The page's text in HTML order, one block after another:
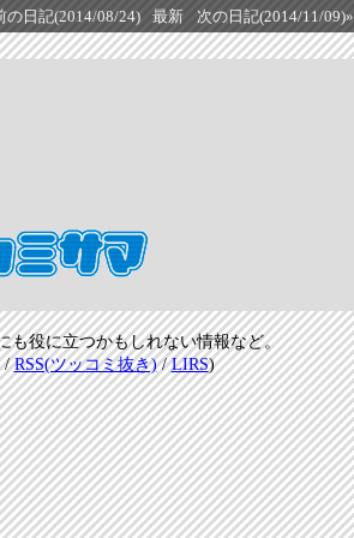
の日記(2014/08/24) 最新 次の日記(2014/11/09)»
も役に立つかもしれない情報など。
/RSS(ツッコミ抜き)/LIRS)